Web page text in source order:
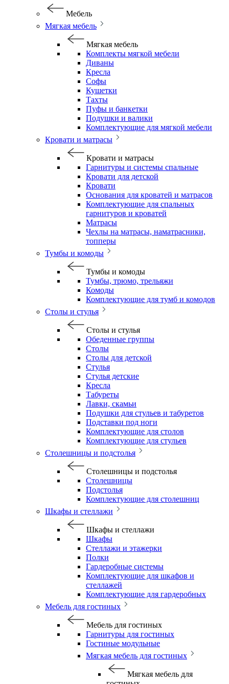
Мебель
Мягкая мебель
Мягкая мебель
Комплекты мягкой мебели
Диваны
Кресла
Софы
Кушетки
Тахты
Пуфы и банкетки
Подушки и валики
Комплектующие для мягкой мебели
Кровати и матрасы
Кровати и матрасы
Гарнитуры и системы спальные
Кровати для детской
Кровати
Основания для кроватей и матрасов
Комплектующие для спальных
гарнитуров и кроватей
Матрасы
Чехлы на матрасы, наматрасники,
топперы
Тумбы и комоды
Тумбы и комоды
Тумбы, трюмо, трельяжи
Комоды
Комплектующие для тумб и комодов
Столы и стулья
Столы и стулья
Обеденные группы
Столы
Столы для детской
Стулья
Стулья детские
Кресла
Табуреты
Лавки, скамьи
Подушки для стульев и табуретов
Подставки под ноги
Комплектующие для столов
Комплектующие для стульев
Столешницы и подстолья
Столешницы и подстолья
Столешницы
Подстолья
Комплектующие для столешниц
Шкафы и стеллажи
Шкафы и стеллажи
Шкафы
Стеллажи и этажерки
Полки
Гардеробные системы
Комплектующие для шкафов и
стеллажей
Комплектующие для гардеробных
Мебель для гостиных
Мебель для гостиных
Гарнитуры для гостиных
Гостиные модульные
Мягкая мебель для гостиных
Мягкая мебель для